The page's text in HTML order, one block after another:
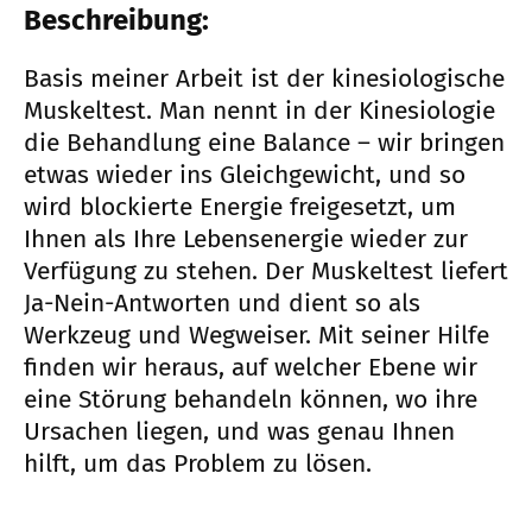
Beschreibung:
Basis meiner Arbeit ist der kinesiologische
Muskeltest. Man nennt in der Kinesiologie
die Behandlung eine Balance – wir bringen
etwas wieder ins Gleichgewicht, und so
wird blockierte Energie freigesetzt, um
Ihnen als Ihre Lebensenergie wieder zur
Verfügung zu stehen. Der Muskeltest liefert
Ja-Nein-Antworten und dient so als
Werkzeug und Wegweiser. Mit seiner Hilfe
finden wir heraus, auf welcher Ebene wir
eine Störung behandeln können, wo ihre
Ursachen liegen, und was genau Ihnen
hilft, um das Problem zu lösen.